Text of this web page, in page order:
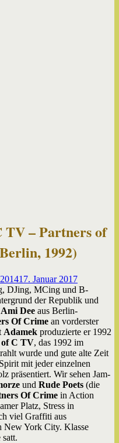
– Partners of
1992)
17. Januar 2017
DJing, MCing und B-
der Republik und
Ami Dee aus Berlin-
Of Crime an vorderster
Adamek produzierte er 1992
of C TV, das 1992 im
wurde und gute alte Zeit
mit jeder einzelnen
präsentiert. Wir sehen Jam-
und Rude Poets (die
Of Crime in Action
Platz, Stress in
viel Graffiti aus
New York City. Klasse